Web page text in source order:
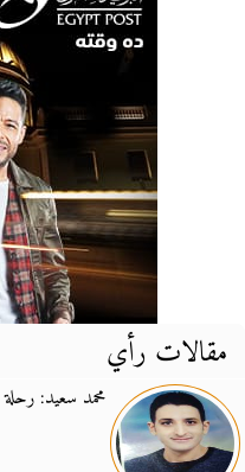
مقالات رأي
محمد سعيد: رحلة